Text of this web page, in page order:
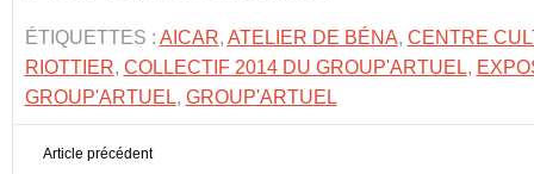
ÉTIQUETTES : AICAR, ATELIER DE BÉNA, CENTRE
RIOTTIER, COLLECTIF 2014 DU GROUP'ARTUEL,
GROUP'ARTUEL, GROUP'ARTUEL
Article précédent